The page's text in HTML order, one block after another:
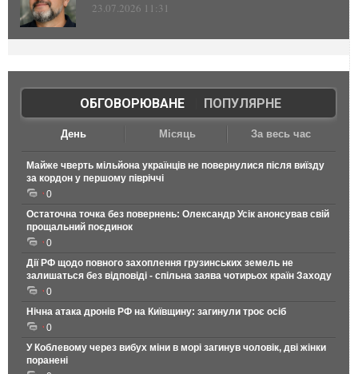
23.07.2026 11:31
ОБГОВОРЮВАНЕ| ПОПУЛЯРНЕ
День Місяць За весь час
Майже чверть мільйона українців не повернулися після виїзду
за кордон у першому півріччі
0
Остаточна точка без повернень: Олександр Усік анонсував свій
прощальний поєдинок
0
Дії РФ щодо повного захоплення грузинських земель не
залишаться без відповіді - спільна заява чотирьох країн Заходу
0
Нічна атака дронів РФ на Київщину: загинули троє осіб
0
У Коблевому через вибух міни в морі загинув чоловік, дві жінки
поранені